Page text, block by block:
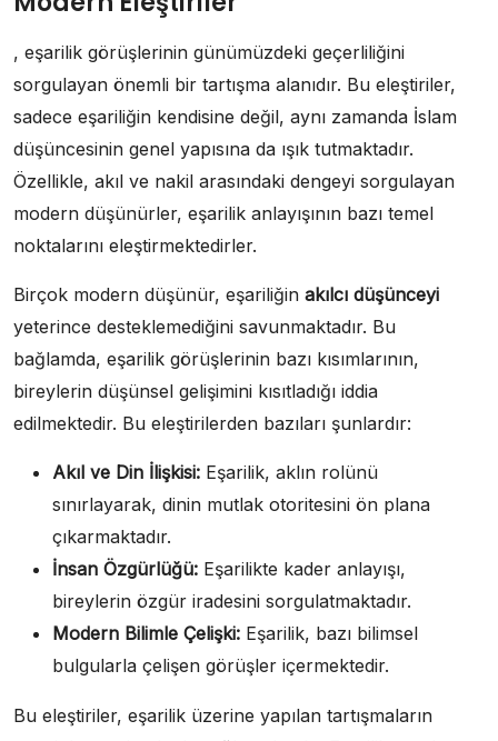
, eşarilik görüşlerinin günümüzdeki geçerliliğini
sorgulayan önemli bir tartışma alanıdır. Bu eleştiriler,
sadece eşariliğin kendisine değil, aynı zamanda İslam
düşüncesinin genel yapısına da ışık tutmaktadır.
Özellikle, akıl ve nakil arasındaki dengeyi sorgulayan
modern düşünürler, eşarilik anlayışının bazı temel
noktalarını eleştirmektedirler.
Birçok modern düşünür, eşariliğin akılcı düşünceyi
yeterince desteklemediğini savunmaktadır. Bu
bağlamda, eşarilik görüşlerinin bazı kısımlarının,
bireylerin düşünsel gelişimini kısıtladığı iddia
edilmektedir. Bu eleştirilerden bazıları şunlardır:
Akıl ve Din İlişkisi: Eşarilik, aklın rolünü
sınırlayarak, dinin mutlak otoritesini ön plana
çıkarmaktadır.
İnsan Özgürlüğü: Eşarilikte kader anlayışı,
bireylerin özgür iradesini sorgulatmaktadır.
Modern Bilimle Çelişki: Eşarilik, bazı bilimsel
bulgularla çelişen görüşler içermektedir.
Bu eleştiriler, eşarilik üzerine yapılan tartışmaların